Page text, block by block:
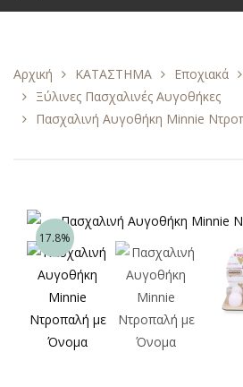
Αρχική ΚΑΤΑΣΤΗΜΑ Εποχιακά
Ξύλινες Πασχαλινές Αυγοθήκες
Πασχαλινή Αυγοθήκη Minnie
17.8%